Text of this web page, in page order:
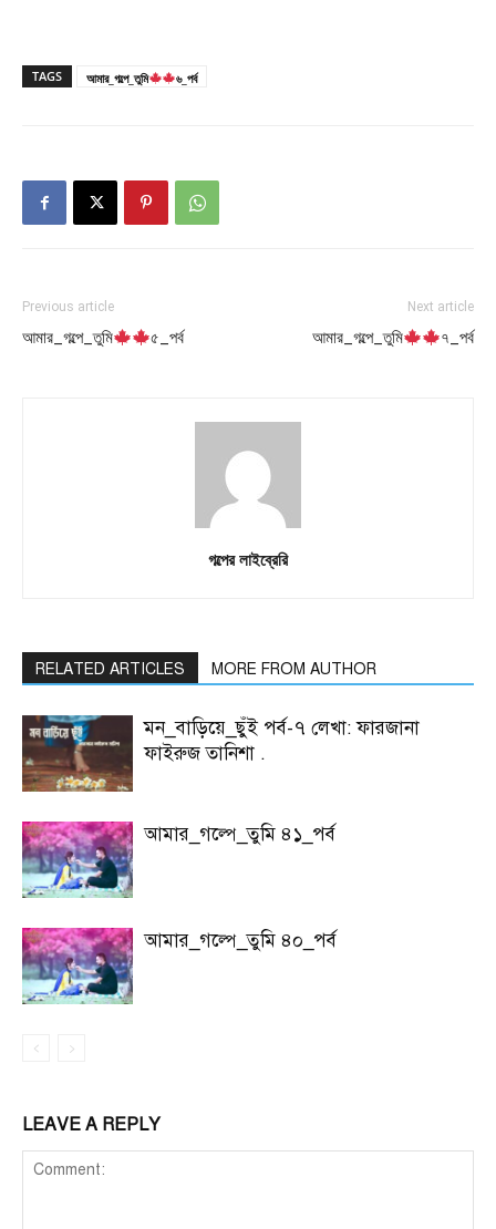
TAGS আমার_গল্পে_তুমি ৬_পর্ব
Previous article
আমার_গল্পে_তুমি ৫_পর্ব
Next article
আমার_গল্পে_তুমি ৭_পর্ব
গল্পের লাইব্রেরি
RELATED ARTICLES MORE FROM AUTHOR
মন_বাড়িয়ে_ছুঁই পর্ব-৭ লেখা: ফারজানা
ফাইরুজ তানিশা .
আমার_গল্পে_তুমি ৪১_পর্ব
আমার_গল্পে_তুমি ৪০_পর্ব
LEAVE A REPLY